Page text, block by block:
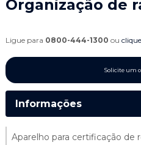
Organização de
Ligue para 0800-444-1300 ou
Solicite um
Informações
Aparelho para certificação de